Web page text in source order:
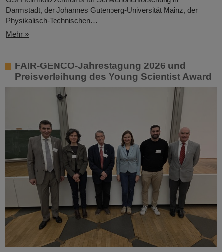
Darmstadt, der Johannes Gutenberg-Universität Mainz, der
Physikalisch-Technischen…
Mehr »
FAIR-GENCO-Jahrestagung 2026 und
Preisverleihung des Young Scientist Award